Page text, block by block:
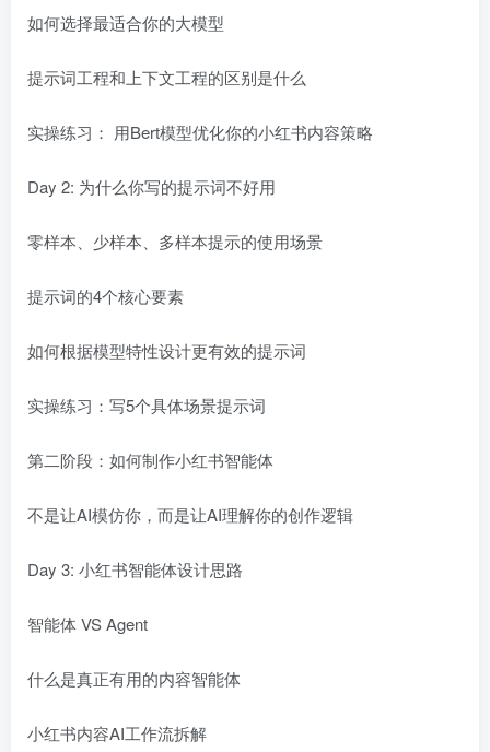
如何选择最适合你的大模型
提示词工程和上下文工程的区别是什么
实操练习： 用Bert模型优化你的小红书内容策略
Day 2: 为什么你写的提示词不好用
零样本、少样本、多样本提示的使用场景
提示词的4个核心要素
如何根据模型特性设计更有效的提示词
实操练习：写5个具体场景提示词
第二阶段：如何制作小红书智能体
不是让AI模仿你，而是让AI理解你的创作逻辑
Day 3: 小红书智能体设计思路
智能体 VS Agent
什么是真正有用的内容智能体
小红书内容AI工作流拆解